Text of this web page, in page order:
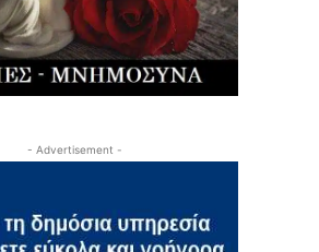
- Advertisement -